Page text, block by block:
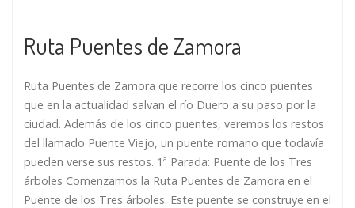
Ruta Puentes de Zamora
Ruta Puentes de Zamora que recorre los cinco puentes
que en la actualidad salvan el río Duero a su paso por la
ciudad. Además de los cinco puentes, veremos los restos
del llamado Puente Viejo, un puente romano que todavía
pueden verse sus restos. 1ª Parada: Puente de los Tres
árboles Comenzamos la Ruta Puentes de Zamora en el
Puente de los Tres árboles. Este puente se construye en el